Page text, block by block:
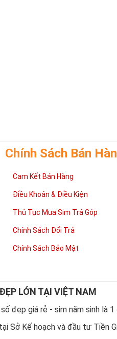
Lợi
người là chủ nhân của những
tốt, dễ dàng đạt được điều
triển trong sự nghiệp
ngày của con người đều cần có
việc đỡ vất vả hơn.
“Đẳng cấp”
sim này chủ nhân không chỉ
Chính Sách Bán
Cam Kết Bán Hàng
Điều Khoản & Điều Kiện
Thủ Tục Mua Sim Trả Góp
Chính Sách Đổi Trả
Chính Sách Bảo Mật
LỚN TẠI VIỆT NAM
đẹp giá rẻ - sim năm sinh là 1
Sở Kế hoạch và đầu tư Tiền